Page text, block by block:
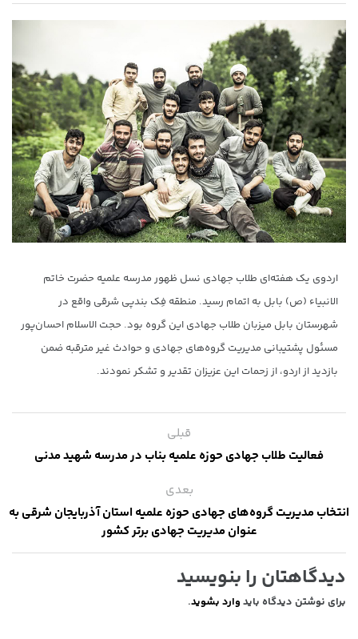
اردوی یک هفته‌ای طلاب جهادی نسل ظهور مدرسه علمیه حضرت خاتم
الانبیاء (ص) بابل به اتمام رسید. منطقه فِک بندپی شرقی واقع در
شهرستان بابل میزبان طلاب جهادی این گروه بود. حجت الاسلام احسان‌پور
مسئول پشتیبانی مدیریت گروه‌های جهادی و حوادث غیر مترقبه ضمن
بازدید از اردو، از زحمات این عزیزان تقدیر و تشکر نمودند.
قبلی
فعالیت طلاب جهادی حوزه علمیه بناب در مدرسه شهید مدنی
بعدی
انتخاب مدیریت گروه‌های جهادی حوزه علمیه استان آذربایجان شرقی به‌
عنوان مدیریت جهادی برتر کشور
دیدگاهتان را بنویسید
برای نوشتن دیدگاه باید وارد بشوید.